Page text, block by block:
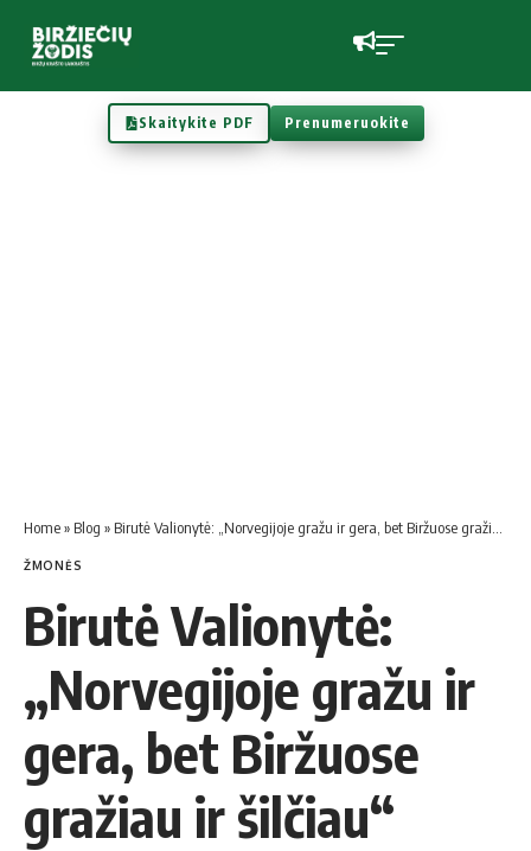
Skaitykite PDF Prenumeruokite
Home» Blog » Birutė Valionytė: „Norvegijoje gražu ir gera, bet Biržuose gražiau ir šilčiau“
ŽMONĖS
Birutė Valionytė:
„Norvegijoje gražu ir
gera, bet Biržuose
gražiau ir šilčiau“